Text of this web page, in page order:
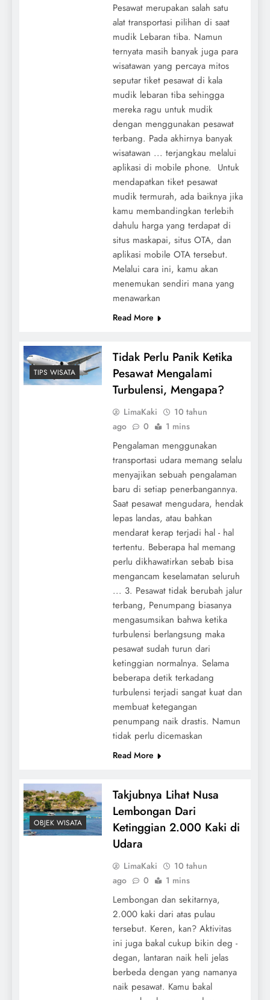
Pesawat merupakan salah satu
alat transportasi pilihan di saat
mudik Lebaran tiba. Namun
ternyata masih banyak juga para
wisatawan yang percaya mitos
seputar tiket pesawat di kala
mudik lebaran tiba sehingga
mereka ragu untuk mudik
dengan menggunakan pesawat
terbang. Pada akhirnya banyak
wisatawan ... terjangkau melalui
aplikasi di mobile phone. Untuk
mendapatkan tiket pesawat
mudik termurah, ada baiknya jika
kamu membandingkan terlebih
dahulu harga yang terdapat di
situs maskapai, situs OTA, dan
aplikasi mobile OTA tersebut.
Melalui cara ini, kamu akan
menemukan sendiri mana yang
menawarkan
Read More
TIPS WISATA
Tidak Perlu Panik Ketika
Pesawat Mengalami
Turbulensi, Mengapa?
LimaKaki
10 tahun
ago
0 1 mins
Pengalaman menggunakan
transportasi udara memang selalu
menyajikan sebuah pengalaman
baru di setiap penerbangannya.
Saat pesawat mengudara, hendak
lepas landas, atau bahkan
mendarat kerap terjadi hal - hal
tertentu. Beberapa hal memang
perlu dikhawatirkan sebab bisa
mengancam keselamatan seluruh
... 3. Pesawat tidak berubah jalur
terbang, Penumpang biasanya
mengasumsikan bahwa ketika
turbulensi berlangsung maka
pesawat sudah turun dari
ketinggian normalnya. Selama
beberapa detik terkadang
turbulensi terjadi sangat kuat dan
membuat ketegangan
penumpang naik drastis. Namun
tidak perlu dicemaskan
Read More
OBJEK WISATA
Takjubnya Lihat Nusa
Lembongan Dari
Ketinggian 2.000 Kaki di
Udara
LimaKaki
10 tahun
ago
0 1 mins
Lembongan dan sekitarnya,
2.000 kaki dari atas pulau
tersebut. Keren, kan? Aktivitas
ini juga bakal cukup bikin deg -
degan, lantaran naik heli jelas
berbeda dengan yang namanya
naik pesawat. Kamu bakal